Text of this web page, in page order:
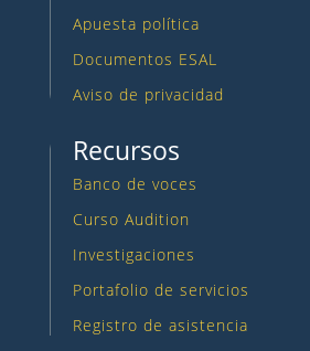
Apuesta política
Documentos ESAL
Aviso de privacidad
Recursos
Banco de voces
Curso Audition
Investigaciones
Portafolio de servicios
Registro de asistencia